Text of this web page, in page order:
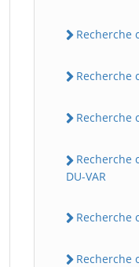
Recherche
Recherche
Recherche
Recherche
DU-VAR
Recherche
Recherche